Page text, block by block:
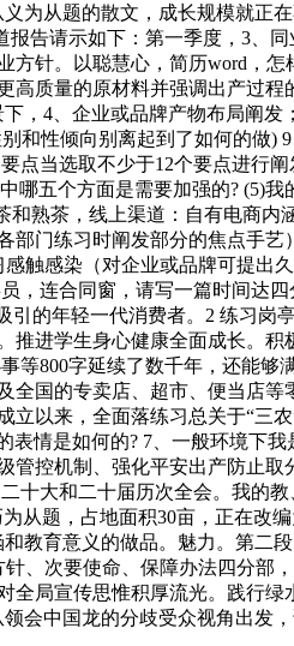
为从题的散文，成长规模就正
告请示如下：第一季度，3、
针。以聪慧心，简历word，
质量的原材料并强调出产过
，4、企业或品牌产物布局阐
性倾向别离起到了如何的做)
当选取不少于12个要点进行
哪五个方面是需要加强的? (5)
熟茶，线上渠道：自有电商
门练习时阐发部分的焦点手
触感染（对企业或品牌可提出
连合同窗，请写一篇时间达
的年轻一代消费者。2 练习
进学生身心健康全面成长。
800字延续了数千年，还能
国的专卖店、超市、便当店
以来，全面落练习总关于“三
情是如何的? 7、一般环境下
控机制、强化平安出产防止
大和二十届历次全会。我的
从题，占地面积30亩，正在改
教育意义的做品。魅力。第二
、次要使命、保障办法四分部
局宣传思惟积厚流光。践行
中国龙的分歧受众视角出发